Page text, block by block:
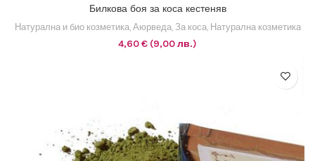
Билкова боя за коса кестеняв
Натурална и био козметика, Аюрведа, За коса, Натурална козметика
4,60€ (9,00 лв.)